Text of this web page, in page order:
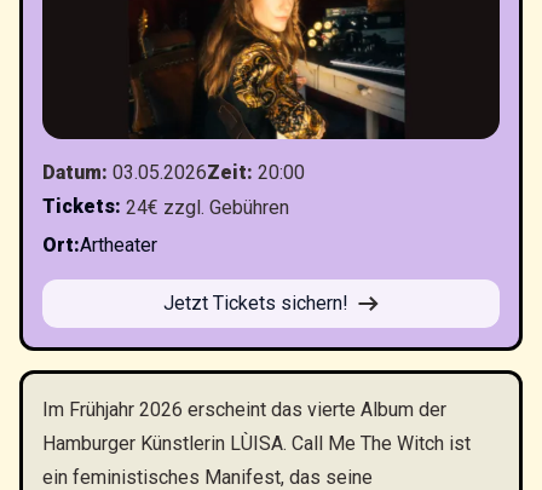
Datum: 03.05.2026Zeit: 20:00
Tickets: 24€ zzgl. Gebühren
Ort:Artheater
Jetzt Tickets sichern!
Im Frühjahr 2026 erscheint das vierte Album der
Hamburger Künstlerin LÙISA. Call Me The Witch ist
ein feministisches Manifest, das seine